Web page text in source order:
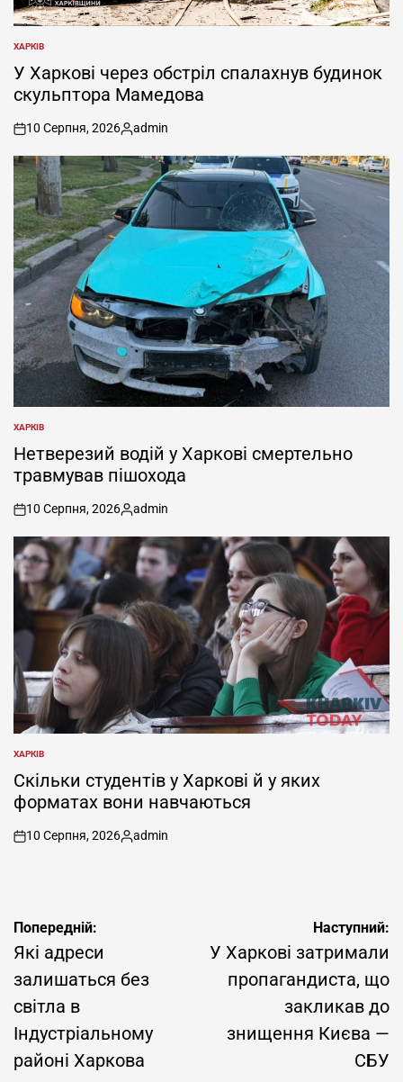
ОПУБЛІКУВАТИ
У
ХАРКІВ
У Харкові через обстріл спалахнув будинок
скульптора Мамедова
on
10 Серпня, 2026
Опубліковано
admin
ОПУБЛІКУВАТИ
У
ХАРКІВ
Нетверезий водій у Харкові смертельно
травмував пішохода
on
10 Серпня, 2026
Опубліковано
admin
ОПУБЛІКУВАТИ
У
ХАРКІВ
Скільки студентів у Харкові й у яких
форматах вони навчаються
on
10 Серпня, 2026
Опубліковано
admin
Навігація
записів
Попередній:
Які адреси
залишаться без
світла в
Індустріальному
районі Харкова
Наступний:
У Харкові затримали
пропагандиста, що
закликав до
знищення Києва —
СБУ